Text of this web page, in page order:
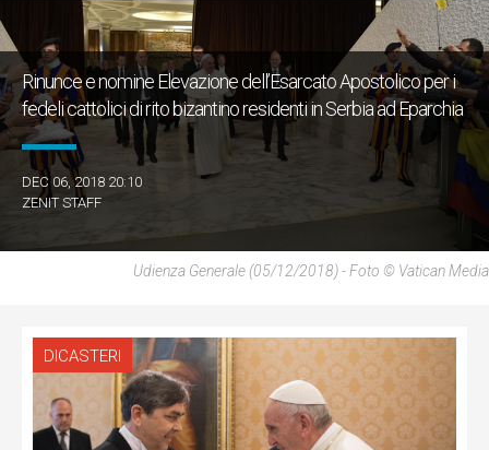
Rinunce e nomine Elevazione dell’Esarcato Apostolico per i
fedeli cattolici di rito bizantino residenti in Serbia ad Eparchia
DEC 06, 2018 20:10
ZENIT STAFF
Udienza Generale (05/12/2018) - Foto © Vatican Media
DICASTERI